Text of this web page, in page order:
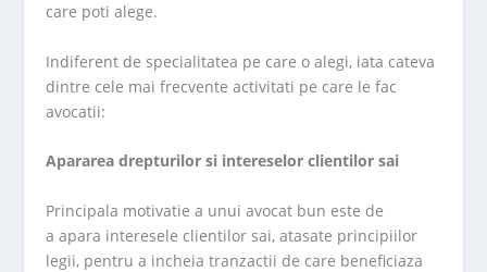
care poti alege.
Indiferent de specialitatea pe care o alegi, iata cateva
dintre cele mai frecvente activitati pe care le fac
avocatii:
Apararea drepturilor si intereselor clientilor sai
Principala motivatie a unui avocat bun este de
a apara interesele clientilor sai, atasate principiilor
legii, pentru a incheia tranzactii de care beneficiaza